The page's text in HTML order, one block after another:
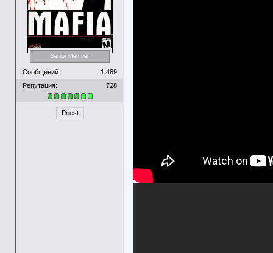
Senior Member
Сообщений:
1,489
Репутация:
728
Priest